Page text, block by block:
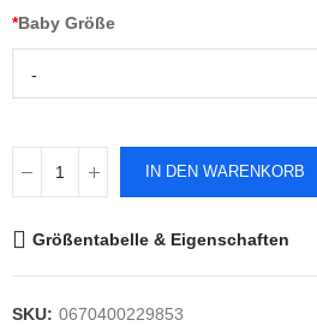
*Baby Größe
-
IN DEN WARENKORB
Größentabelle & Eigenschaften
SKU: 0670400229853